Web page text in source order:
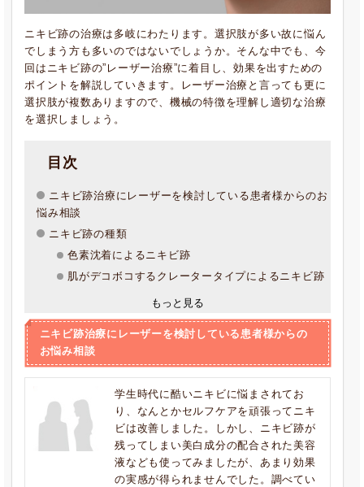
ニキビ跡の治療は多岐にわたります。選択肢が多い故に悩ん
でしまう方も多いのではないでしょうか。そんな中でも、今
回はニキビ跡の”レーザー治療”に着目し、効果を出すための
ポイントを解説していきます。レーザー治療と言っても更に
選択肢が複数ありますので、機械の特徴を理解し適切な治療
を選択しましょう。
目次
ニキビ跡治療にレーザーを検討している患者様からのお
悩み相談
ニキビ跡の種類
色素沈着によるニキビ跡
肌がデコボコするクレータータイプによるニキビ跡
もっと見る
ニキビ跡治療にレーザーを検討している患者様からの
お悩み相談
学生時代に酷いニキビに悩まされてお
り、なんとかセルフケアを頑張ってニキ
ビは改善しました。しかし、ニキビ跡が
残ってしまい美白成分の配合された美容
液なども使ってみましたが、あまり効果
の実感が得られませんでした。調べてい